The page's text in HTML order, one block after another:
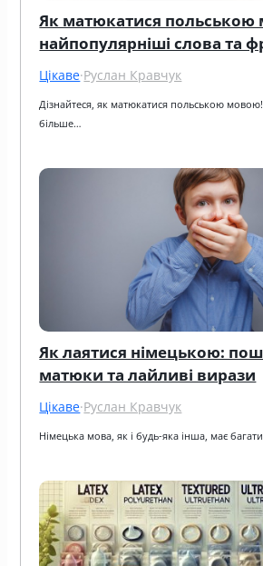
Як матюкатися
найпопулярніші слова та
Цікаве·Руслан Кравчук
Дізнайтеся, як матюкатися польською мовою!
більше…
Як лаятися німецькою:
матюки та лайливі вирази
Цікаве·Руслан Кравчук
Німецька мова, як і будь-яка інша, має